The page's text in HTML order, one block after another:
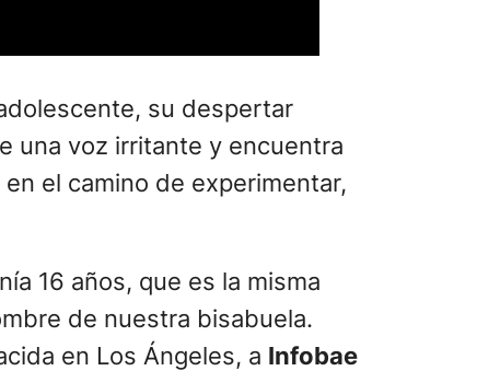
su despertar
una voz irritante y encuentra
el camino de experimentar,
16 años, que es la misma
de nuestra bisabuela.
en Los Ángeles, a Infobae